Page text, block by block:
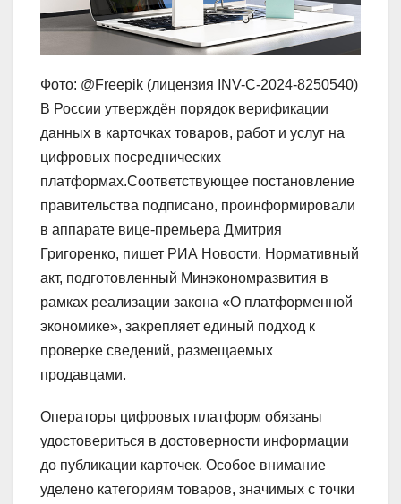
Фото: @Freepik (лицензия INV-C-2024-8250540)
В России утверждён порядок верификации
данных в карточках товаров, работ и услуг на
цифровых посреднических
платформах.Соответствующее постановление
правительства подписано, проинформировали
в аппарате вице‑премьера Дмитрия
Григоренко, пишет РИА Новости. Нормативный
акт, подготовленный Минэкономразвития в
рамках реализации закона «О платформенной
экономике», закрепляет единый подход к
проверке сведений, размещаемых
продавцами.
Операторы цифровых платформ обязаны
удостовериться в достоверности информации
до публикации карточек. Особое внимание
уделено категориям товаров, значимых с точки